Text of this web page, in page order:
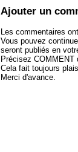
Ajouter un
Les commentaires
Vous pouvez
seront publiés en
Précisez
Cela fait toujours
Merci d'avance.